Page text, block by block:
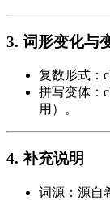
3. 词形变化与
复数形式：
拼写变体：
用）。
4. 补充说明
词源：源自